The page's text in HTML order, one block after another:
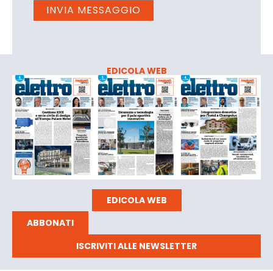
EDICOLA WEB
EDICOLA WEB
ABBONATI
ISCRIVITI ALLE NEWSLETTER